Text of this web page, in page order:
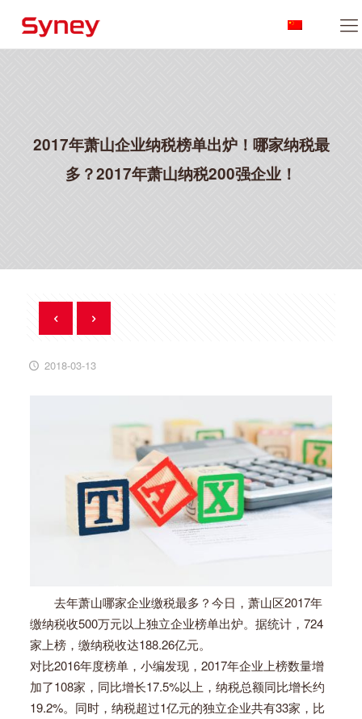
2017年萧山企业纳税榜单出炉！哪家纳税最
多？2017年萧山纳税200强企业！
2018-03-13
去年萧山哪家企业缴税最多？今日，萧山区2017年
缴纳税收500万元以上独立企业榜单出炉。据统计，724
家上榜，缴纳税收达188.26亿元。
对比2016年度榜单，小编发现，2017年企业上榜数量增
加了108家，同比增长17.5%以上，纳税总额同比增长约
19.2%。同时，纳税超过1亿元的独立企业共有33家，比